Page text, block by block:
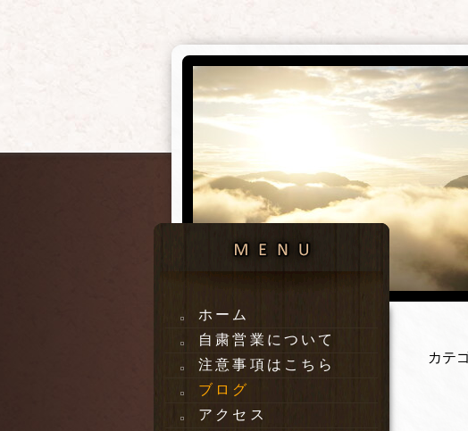
ホーム
自粛営業について
注意事項はこちら
ブログ
アクセス
カテ